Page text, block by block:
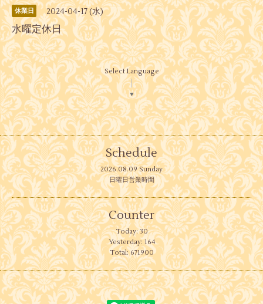
休業日 2024-04-17 (水)
水曜定休日
Select Language
▼
Schedule
2026.08.09 Sunday
日曜日営業時間
Counter
Today:30
Yesterday:164
Total:671900